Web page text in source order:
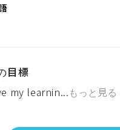
目標
my learnin...もっと見る